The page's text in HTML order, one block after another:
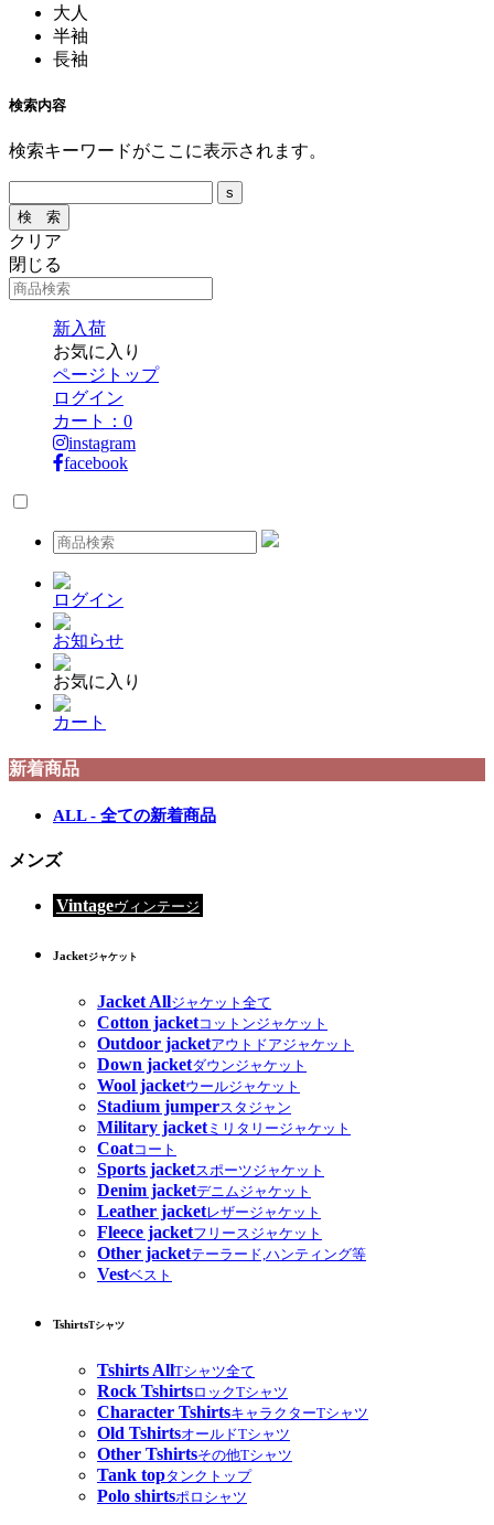
大人
半袖
長袖
検索内容
検索キーワードがここに表示されます。
クリア
閉じる
新入荷
お気に入り
ページトップ
ログイン
カート： 0
instagram
facebook
ログイン
お知らせ
お気に入り
カート
新着商品
ALL - 全ての新着商品
メンズ
Vintageヴィンテージ
Jacketジャケット
Jacket Allジャケット全て
Cotton jacketコットンジャケット
Outdoor jacketアウトドアジャケット
Down jacketダウンジャケット
Wool jacketウールジャケット
Stadium jumperスタジャン
Military jacketミリタリージャケット
Coatコート
Sports jacketスポーツジャケット
Denim jacketデニムジャケット
Leather jacketレザージャケット
Fleece jacketフリースジャケット
Other jacketテーラード,ハンティング等
Vestベスト
TshirtsTシャツ
Tshirts AllTシャツ全て
Rock TshirtsロックTシャツ
Character TshirtsキャラクターTシャツ
Old TshirtsオールドTシャツ
Other Tshirtsその他Tシャツ
Tank topタンクトップ
Polo shirtsポロシャツ